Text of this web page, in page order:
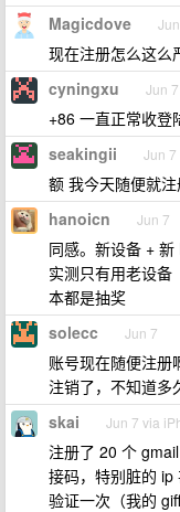
Magicdove
现在注册怎么这么
cyningxu Jun 7
+86 一直正常收登
seakingii Jun 7
额 我今天随便就
hanoicn Jun 7
同感。新设备 + 新
实测只有用老设备
本都是抽奖
solecc Jun 7
账号现在随便注册
注销了，不知道多
skai Jun 7 via
注册了 20 个
接码，特别脏的 ip
验证一次（我的